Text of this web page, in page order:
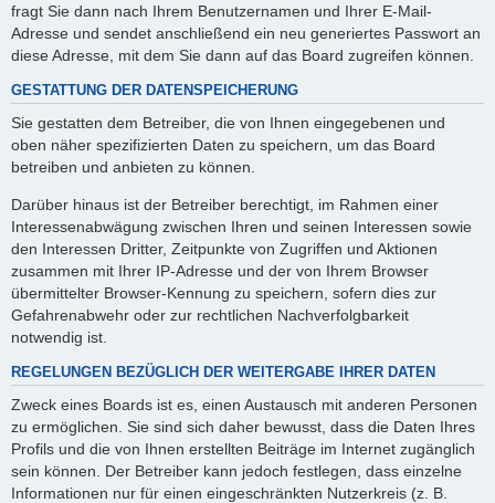
fragt Sie dann nach Ihrem Benutzernamen und Ihrer E-Mail-
Adresse und sendet anschließend ein neu generiertes Passwort an
diese Adresse, mit dem Sie dann auf das Board zugreifen können.
GESTATTUNG DER DATENSPEICHERUNG
Sie gestatten dem Betreiber, die von Ihnen eingegebenen und
oben näher spezifizierten Daten zu speichern, um das Board
betreiben und anbieten zu können.
Darüber hinaus ist der Betreiber berechtigt, im Rahmen einer
Interessenabwägung zwischen Ihren und seinen Interessen sowie
den Interessen Dritter, Zeitpunkte von Zugriffen und Aktionen
zusammen mit Ihrer IP-Adresse und der von Ihrem Browser
übermittelter Browser-Kennung zu speichern, sofern dies zur
Gefahrenabwehr oder zur rechtlichen Nachverfolgbarkeit
notwendig ist.
REGELUNGEN BEZÜGLICH DER WEITERGABE IHRER DATEN
Zweck eines Boards ist es, einen Austausch mit anderen Personen
zu ermöglichen. Sie sind sich daher bewusst, dass die Daten Ihres
Profils und die von Ihnen erstellten Beiträge im Internet zugänglich
sein können. Der Betreiber kann jedoch festlegen, dass einzelne
Informationen nur für einen eingeschränkten Nutzerkreis (z. B.